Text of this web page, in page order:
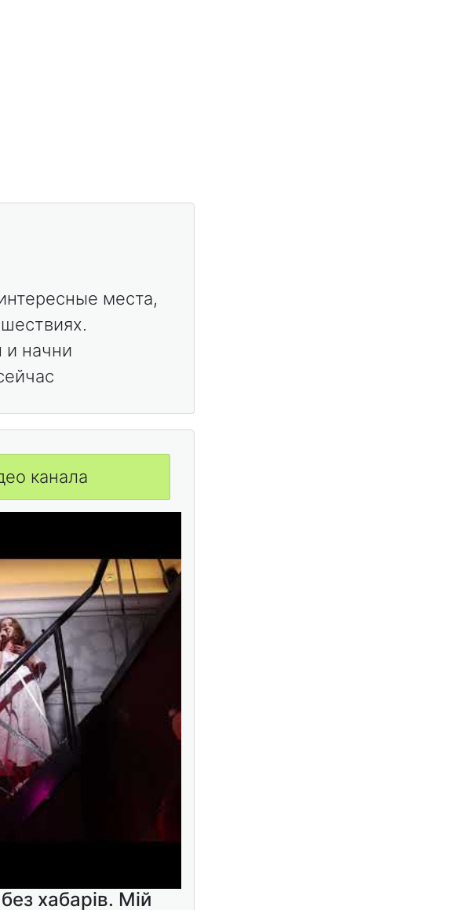
места,
и начни
канала
хабарів. Мій